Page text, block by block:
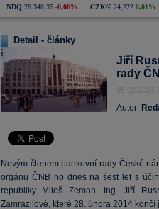
NDQ 26 348,35 -0,06% CZK/€ 24,222 0,01%
Detail - články
Jiří
rady
05.02.2014
Autor:
Novým členem bankovní rady České
orgánu ČNB ho dnes na šest let s
republiky Miloš Zeman. Ing. Jiří
Zamrazilové, které 28. února 2014